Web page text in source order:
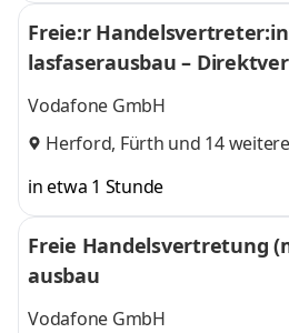
Freie:r
lasfaserausbau –
Vodafone GmbH
Herford, Fürth und 14 weitere
in etwa 1 Stunde
Freie Handelsvertretung
ausbau
Vodafone GmbH